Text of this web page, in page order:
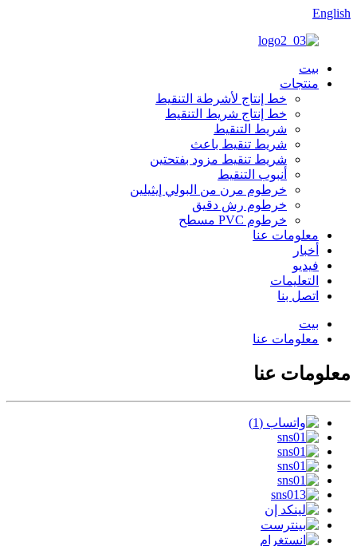
English
بيت
منتجات
خط إنتاج لأشرطة التنقيط
خط إنتاج شريط التنقيط
شريط التنقيط
شريط تنقيط باعث
شريط تنقيط مزود بفتحتين
أنبوب التنقيط
خرطوم مرن من البولي إيثيلين
خرطوم رش دقيق
خرطوم PVC مسطح
معلومات عنا
أخبار
فيديو
التعليمات
اتصل بنا
بيت
معلومات عنا
معلومات عنا